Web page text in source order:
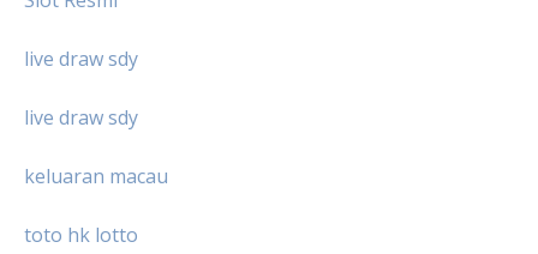
live draw sdy
live draw sdy
keluaran macau
toto hk lotto